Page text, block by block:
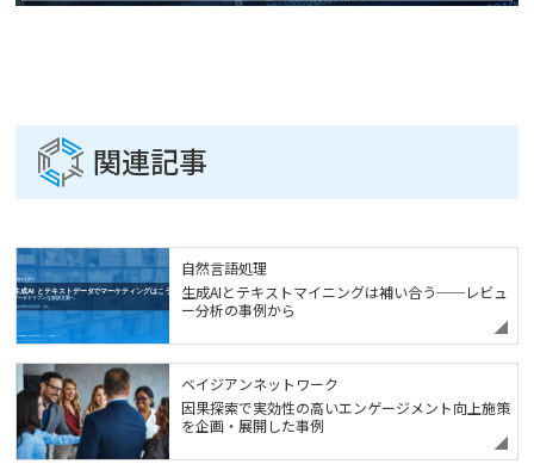
関連記事
自然言語処理
生成AIとテキストマイニングは補い合う──レビュ
ー分析の事例から
ベイジアンネットワーク
因果探索で実効性の高いエンゲージメント向上施策
を企画・展開した事例